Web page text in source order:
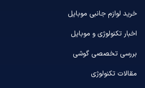
خرید لوازم جانبی موبایل
اخبار تکنولوژی و موبایل
بررسی تخصصی گوشی
مقالات تکنولوژی